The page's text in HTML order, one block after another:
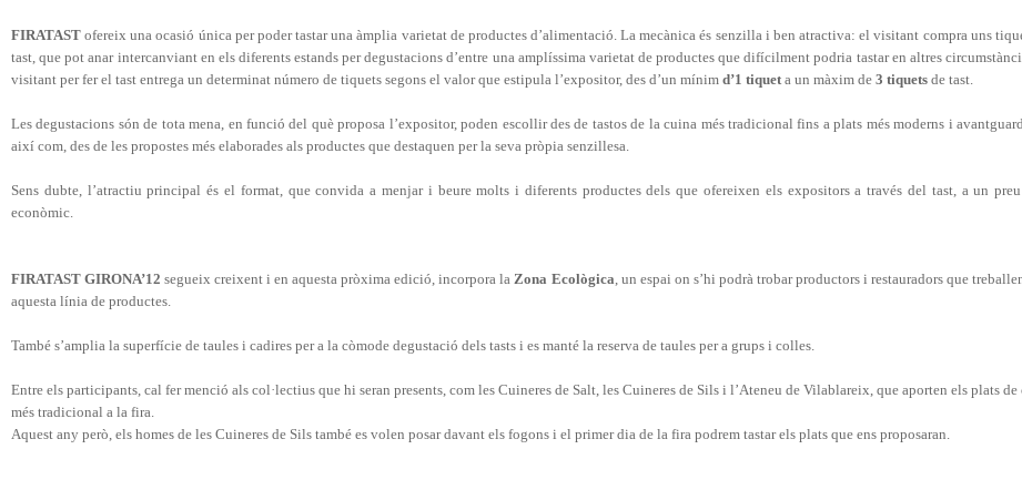
FIRATAST ofereix una ocasió única per poder tastar una àmplia varietat de productes d’alimentació. La mecànica és senzilla i ben atractiva: el visitant compra uns
tast, que pot anar intercanviant en els diferents estands per degustacions d’entre una amplíssima varietat de productes que difícilment podria tastar en altres
visitant per fer el tast entrega un determinat número de tiquets segons el valor que estipula l’expositor, des d’un mínim d’1 tiquet a un màxim de 3 tiquets de tast.
Les degustacions són de tota mena, en funció del què proposa l’expositor, poden escollir des de tastos de la cuina més tradicional fins a plats més moderns i
així com, des de les propostes més elaborades als productes que destaquen per la seva pròpia senzillesa.
Sens dubte, l’atractiu principal és el format, que convida a menjar i beure molts i diferents productes dels que ofereixen els expositors a través del tast, a un
econòmic.
FIRATAST GIRONA’12 segueix creixent i en aquesta pròxima edició, incorpora la Zona Ecològica , un espai on s’hi podrà trobar productors i restauradors que
aquesta línia de productes.
També s’amplia la superfície de taules i cadires per a la còmode degustació dels tasts i es manté la reserva de taules per a grups i colles
Entre els participants, cal fer menció als col·lectius que hi seran presents, com les Cuineres de Salt, les Cuineres de Sils i l’Ateneu de Vilablareix, que aporten els plats de
més tradicional a la fira.
Aquest any però, els homes de les Cuineres de Sils també es volen posar davant els fogons i el primer dia de la fira podrem tastar els plats que ens proposaran.